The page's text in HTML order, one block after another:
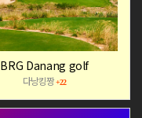
BRG Danang golf
다낭킹짱+22